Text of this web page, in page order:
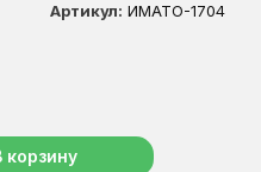
Артикул: ИМАТО-1704
корзину